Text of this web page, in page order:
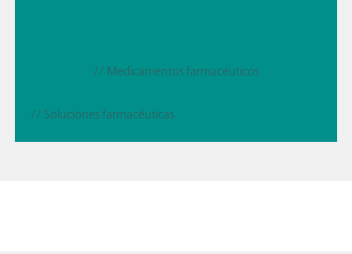
// Medicamentos farmacéuticos
// Soluciones farmacéuticas